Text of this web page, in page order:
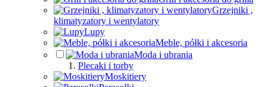
Grzejniki ,
klimatyzatory i wentylatory
Lupy
Meble, półki i akcesoria
Moda i ubrania
Plecaki i torby
Moskitiery